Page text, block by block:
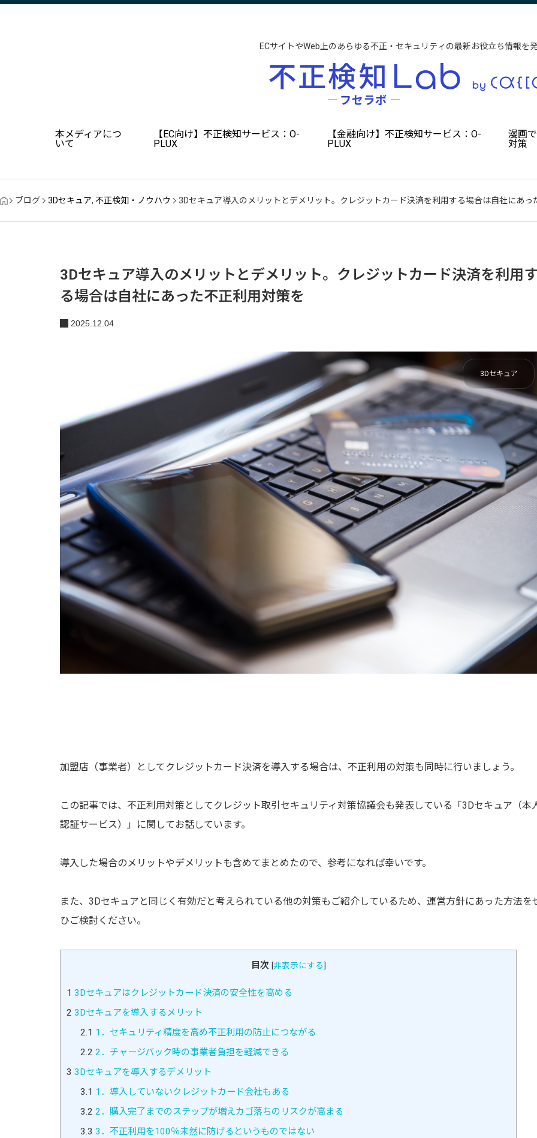
ECサイトやWeb上のあらゆる不正・セキュリティの最新お役立ち情報を
本メディアにつ
いて
【EC向け】不正検知サービス：O-
PLUX
【金融向け】不正検知サービス：O-
PLUX
漫画
対策
ブログ 3Dセキュア, 不正検知・ノウハウ 3Dセキュア導入のメリットとデメリット。クレジットカード決済を利用する場合は自社にあっ
3Dセキュア導入のメリットとデメリット。クレジットカード決済を利用
る場合は自社にあった不正利用対策を
2025.12.04
3Dセキュア
加盟店（事業者）としてクレジットカード決済を導入する場合は、不正利用の対策も同時に行いましょう。
この記事では、不正利用対策としてクレジット取引セキュリティ対策協議会も発表している「3Dセキュア（本
認証サービス）」に関してお話しています。
導入した場合のメリットやデメリットも含めてまとめたので、参考になれば幸いです。
また、3Dセキュアと同じく有効だと考えられている他の対策もご紹介しているため、運営方針にあった方法を
ひご検討ください。
目次 [非表示にする]
1 3Dセキュアはクレジットカード決済の安全性を高める
2 3Dセキュアを導入するメリット
2.1 1．セキュリティ精度を高め不正利用の防止につながる
2.2 2．チャージバック時の事業者負担を軽減できる
3 3Dセキュアを導入するデメリット
3.1 1．導入していないクレジットカード会社もある
3.2 2．購入完了までのステップが増えカゴ落ちのリスクが高まる
3.3 3．不正利用を100％未然に防げるというものではない